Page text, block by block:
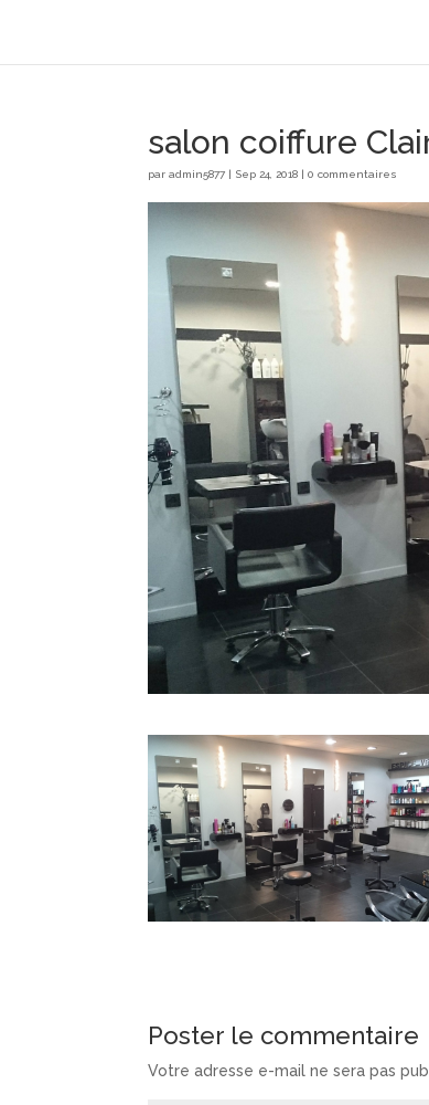
salon coiffure
paradmin5877 | Sep 24, 2018 |0 commentaires
Poster le commentaire
Votre adresse e-mail ne sera pas